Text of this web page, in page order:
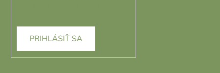
PRIHLÁSIŤ SA